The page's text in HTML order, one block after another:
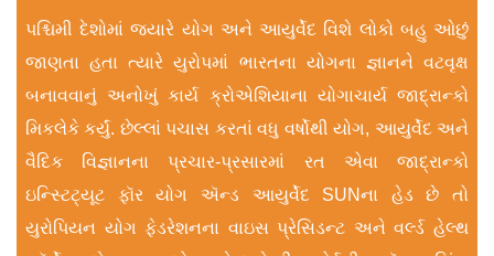
પશ્ચિમી દેશોમાં જ્યારે યોગ અને આયુર્વેદ વિશે લોકો બહુ ઓછું
જાણતા હતા ત્યારે યુરોપમાં ભારતના યોગના જ્ઞાનને વટવૃક્ષ
બનાવવાનું અનોખું કાર્ય ક્રોએશિયાના યોગાચાર્ય જાદ્રાન્કો
મિકલેકે કર્યું. છેલ્લાં પચાસ કરતાં વધુ વર્ષોથી યોગ, આયુર્વેદ અને
વૈદિક વિજ્ઞાનના પ્રચાર-પ્રસારમાં રત એવા જાદ્રાન્કો
ઇન્સ્ટિટ્યૂટ ફૉર યોગ ઍન્ડ આયુર્વેદ SUNના હેડ છે તો
યુરોપિયન યોગ ફેડરેશનના વાઇસ પ્રેસિડન્ટ અને વર્લ્ડ હેલ્થ